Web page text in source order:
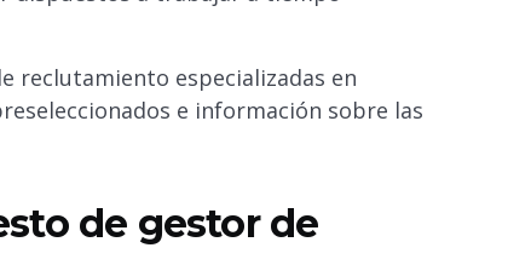
reclutamiento especializadas en
e información sobre las
de gestor de